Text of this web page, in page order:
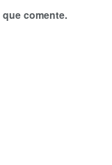
comente.